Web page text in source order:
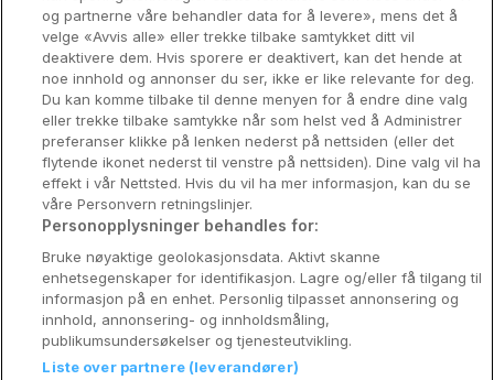
Utforsk Norden
Om Coop HotellKupp
Konkurranse
Koselig avbrekk
Velvære i var
Premiumhotell
Venninnetur
og partnerne våre behandler data for å levere», mens det å
velge «Avvis alle» eller trekke tilbake samtykket ditt vil
deaktivere dem. Hvis sporere er deaktivert, kan det hende at
noe innhold og annonser du ser, ikke er like relevante for deg.
Du kan komme tilbake til denne menyen for å endre dine valg
eller trekke tilbake samtykke når som helst ved å Administrer
preferanser klikke på lenken nederst på nettsiden (eller det
flytende ikonet nederst til venstre på nettsiden). Dine valg vil ha
effekt i vår Nettsted. Hvis du vil ha mer informasjon, kan du se
våre Personvern retningslinjer.
Personopplysninger behandles for:
Bruke nøyaktige geolokasjonsdata. Aktivt skanne
enhetsegenskaper for identifikasjon. Lagre og/eller få tilgang til
informasjon på en enhet. Personlig tilpasset annonsering og
innhold, annonsering- og innholdsmåling,
publikumsundersøkelser og tjenesteutvikling.
Liste over partnere (leverandører)